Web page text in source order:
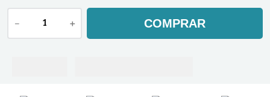
＋
－ COMPRAR